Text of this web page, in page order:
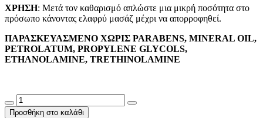
ΧΡΗΣΗ: Μετά τον καθαρισμό απλώστε μια μικρή ποσότητα στο
πρόσωπο κάνοντας ελαφρύ μασάζ μέχρι να απορροφηθεί.
ΠΑΡΑΣΚΕΥΑΣΜΕΝΟ ΧΩΡΙΣ PARABENS, MINERAL OIL,
PETROLATUM, PROPYLENE GLYCOLS,
ETHANOLAMINE, TRETHINOLAMINE
Προσθήκη στο καλάθι